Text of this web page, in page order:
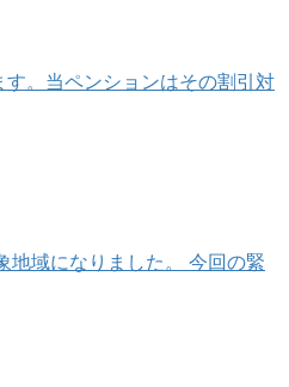
。当ペンションはその割引対
地域になりました。 今回の緊